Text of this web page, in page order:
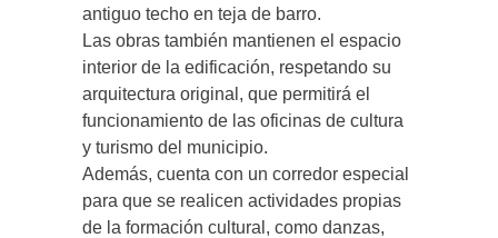
antiguo techo en teja de barro.
Las obras también mantienen el espacio
interior de la edificación, respetando su
arquitectura original, que permitirá el
funcionamiento de las oficinas de cultura
y turismo del municipio.
Además, cuenta con un corredor especial
para que se realicen actividades propias
de la formación cultural, como danzas,